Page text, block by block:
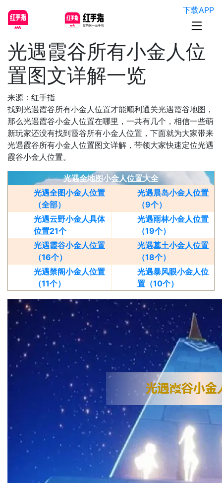
下载APP
光遇霞谷所有小金人位
置图文详解一览
来源：红手指
找到光遇霞谷所有小金人位置才能顺利通关光遇霞谷地图，
那么光遇霞谷小金人位置在哪里，一共有几个，相信一些萌
新玩家还没有找到霞谷所有小金人位置，下面就为大家带来
光遇霞谷所有小金人位置图文详解，带领大家快速定位光遇
霞谷小金人位置。
光遇全地图小金人位置大全
光遇全图小金人位置
（全部）
光遇晨岛小金人位置
（9个）
光遇云野小金人具体
位置21个
光遇雨林小金人位置
（19个）
光遇霞谷小金人位置
（16个）
光遇墓土小金人位置
（18个）
光遇禁阁小金人位置
（11个）
光遇暴风眼小金人位
置（10个）